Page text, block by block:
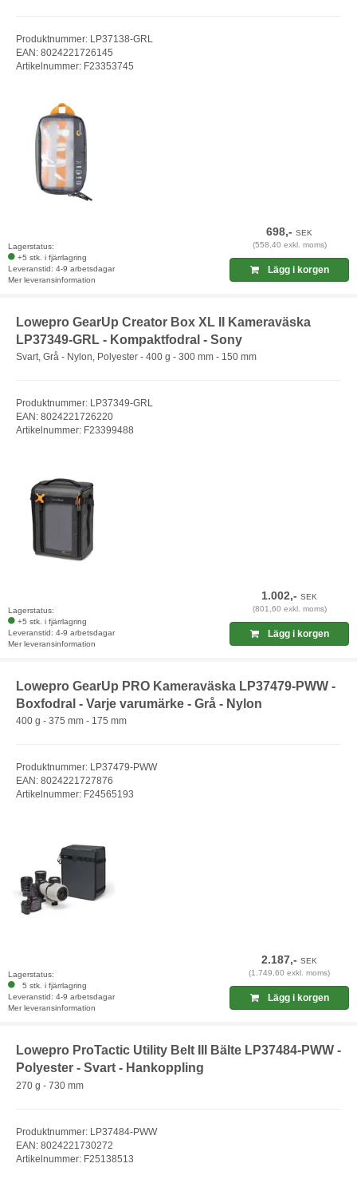
Produktnummer: LP37138-GRL
EAN: 8024221726145
Artikelnummer: F23353745
Lagerstatus:
+5 stk. i fjärrlagring
Leveranstid: 4-9 arbetsdagar
Mer leveransinformation
698,-SEK
(558,40 exkl. moms)
Lägg i korgen
Lowepro GearUp Creator Box XL II Kameraväska
LP37349-GRL - Kompaktfodral - Sony
Svart, Grå - Nylon, Polyester - 400 g - 300 mm - 150 mm
Produktnummer: LP37349-GRL
EAN: 8024221726220
Artikelnummer: F23399488
Lagerstatus:
+5 stk. i fjärrlagring
Leveranstid: 4-9 arbetsdagar
Mer leveransinformation
1.002,-SEK
(801,60 exkl. moms)
Lägg i korgen
Lowepro GearUp PRO Kameraväska LP37479-PWW -
Boxfodral - Varje varumärke - Grå - Nylon
400 g - 375 mm - 175 mm
Produktnummer: LP37479-PWW
EAN: 8024221727876
Artikelnummer: F24565193
Lagerstatus:
5 stk. i fjärrlagring
Leveranstid: 4-9 arbetsdagar
Mer leveransinformation
2.187,-SEK
(1.749,60 exkl. moms)
Lägg i korgen
Lowepro ProTactic Utility Belt III Bälte LP37484-PWW -
Polyester - Svart - Hankoppling
270 g - 730 mm
Produktnummer: LP37484-PWW
EAN: 8024221730272
Artikelnummer: F25138513